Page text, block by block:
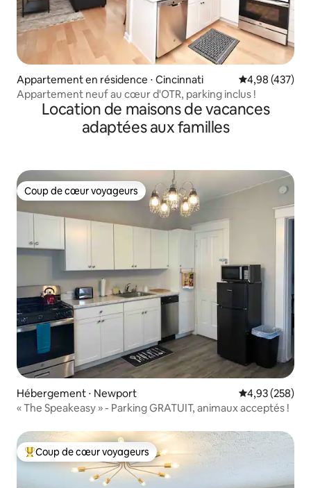
Appartement en résidence ⋅ Cincinnati Évaluation
4,98 (437)
Appartement neuf au cœur d'OTR, parking inclus !
Location de maisons de vacances
adaptées aux familles
Coup de cœur voyageurs
Coup de cœur voyageurs
Hébergement ⋅ Newport Évaluation
4,93 (258)
« The Speakeasy » - Parking GRATUIT, animaux acceptés !
Coups de cœur voyageurs les plus appréciés
Coup de cœur voyageurs